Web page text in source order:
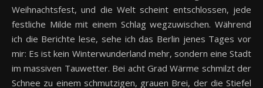
Weihnachtsfest, und die Welt scheint entschlossen, jede
festliche Milde mit einem Schlag wegzuwischen. Während
ich die Berichte lese, sehe ich das Berlin jenes Tages vor
mir: Es ist kein Winterwunderland mehr, sondern eine Stadt
im massiven Tauwetter. Bei acht Grad Wärme schmilzt der
Schnee zu einem schmutzigen, grauen Brei, der die Stiefel